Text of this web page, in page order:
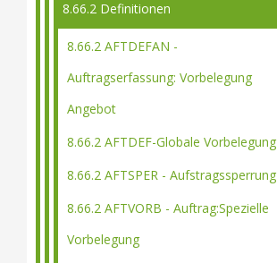
8.66.2 Definitionen
8.66.2 AFTDEFAN -
Auftragserfassung: Vorbelegung
Angebot
8.66.2 AFTDEF-Globale Vorbelegung
8.66.2 AFTSPER - Aufstragssperrung
8.66.2 AFTVORB - Auftrag:Spezielle
Vorbelegung